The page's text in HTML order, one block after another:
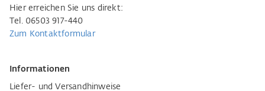
Hier erreichen Sie uns direkt:
Tel. 06503 917-440
Zum Kontaktformular
Informationen
Liefer- und Versandhinweise